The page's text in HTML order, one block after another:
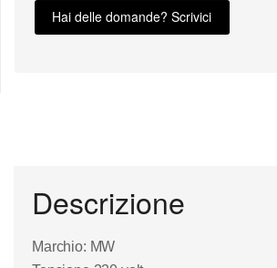
Hai delle domande? Scrivici
Descrizione
Marchio: MW